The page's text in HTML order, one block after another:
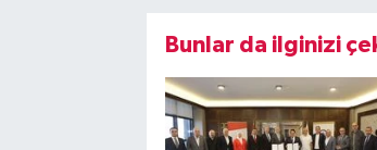
Bunlar da ilginizi